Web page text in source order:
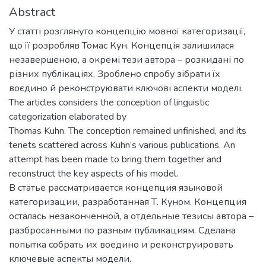
Abstract
У статті розглянуто концепцію мовної категоризації,
що її розробляв Томас Кун. Концепція залишилася
незавершеною, а окремі тези автора – розкидані по
різних публікаціях. Зроблено спробу зібрати їх
воєдино й реконструювати ключові аспекти моделі.
The articles considers the conception of linguistic
categorization elaborated by
Thomas Kuhn. The conception remained unfinished, and its
tenets scattered across Kuhn’s various publications. An
attempt has been made to bring them together and
reconstruct the key aspects of his model.
В статье рассматривается концепция языковой
категоризации, разработанная Т. Куном. Концепция
осталась незаконченной, а отдельные тезисы автора –
разбросанными по разным публикациям. Сделана
попытка собрать их воедино и реконструировать
ключевые аспекты модели.